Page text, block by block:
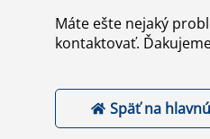
Máte ešte nejaký
kontaktovať.
Späť na